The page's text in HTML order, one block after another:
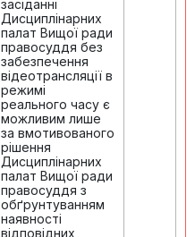
засіданні
Дисциплінарних
палат Вищої ради
правосуддя без
забезпечення
відеотрансляції в
режимі
реального часу є
можливим лише
за вмотивованого
рішення
Дисциплінарних
палат Вищої ради
правосуддя з
обґрунтуванням
наявності
відповідних